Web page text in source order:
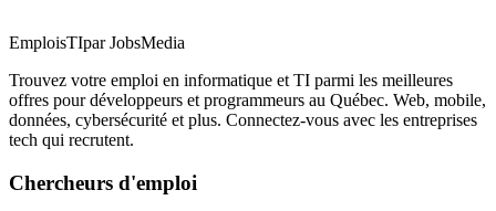
EmploisTIpar JobsMedia
Trouvez votre emploi en informatique et TI parmi les meilleures
offres pour développeurs et programmeurs au Québec. Web, mobile,
données, cybersécurité et plus. Connectez-vous avec les entreprises
tech qui recrutent.
Chercheurs d'emploi